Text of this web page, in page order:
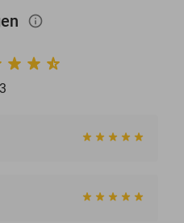
info_outlined